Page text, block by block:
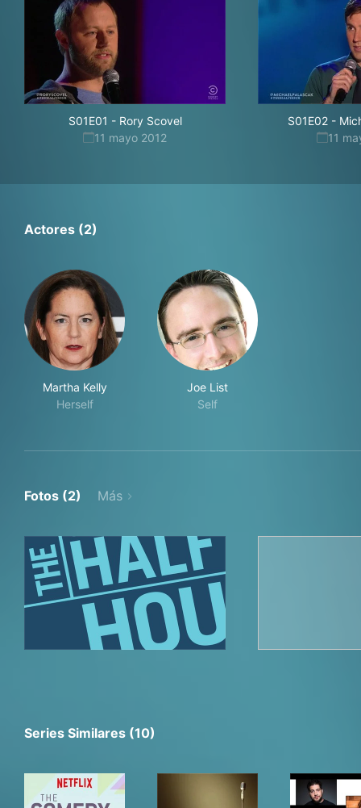
S01E01 - Rory Scovel
11 mayo 2012
S01E02-
11
Actores (2)
Martha Kelly
Herself
Joe List
Self
Fotos (2) Más
Series Similares (10)